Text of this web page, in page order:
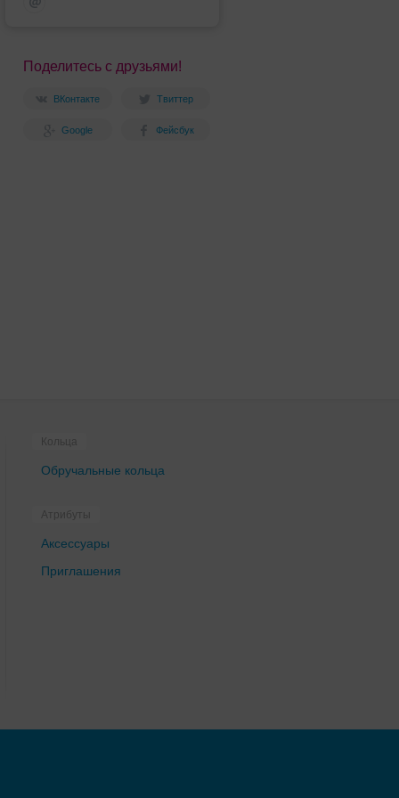
Поделитесь с друзьями!
ВКонтакте Твиттер
Google Фейсбук
Кольца
Обручальные кольца
Атрибуты
Аксессуары
Приглашения